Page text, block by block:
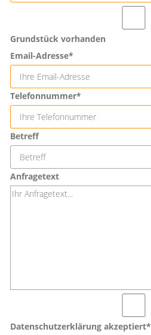
Grundstück vorhanden
Email-Adresse*
Telefonnummer*
Betreff
Anfragetext
Datenschutzerklärung akzeptiert*